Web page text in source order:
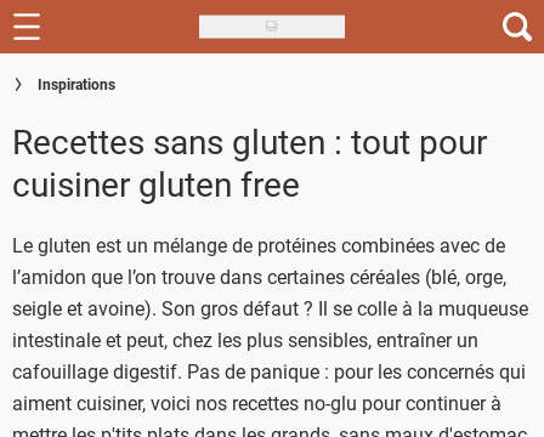
Skip
to
main
Recettes
Inspirations
Conseils
Menu de la semaine
Téléchargez l'app Saveurs Recettes
Index des recettes
Inspirations
Recettes sans gluten : tout pour
cuisiner gluten free
Le gluten est un mélange de protéines combinées avec de
l’amidon que l’on trouve dans certaines céréales (blé, orge,
seigle et avoine). Son gros défaut ? Il se colle à la muqueuse
intestinale et peut, chez les plus sensibles, entraîner un
cafouillage digestif. Pas de panique : pour les concernés qui
aiment cuisiner, voici nos recettes no-glu pour continuer à